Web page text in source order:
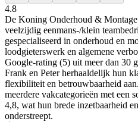
4.8
De Koning Onderhoud & Montage
veelzijdig eenmans-/klein
gespecialiseerd in onderhoud en
loodgieterswerk en algemene
Google-rating (5) uit meer dan 30
Frank en Peter herhaaldelijk hun
flexibiliteit en betrouwbaarheid
meerdere vakcategorieën met een
4,8, wat hun brede inzetbaarheid
onderstreept.